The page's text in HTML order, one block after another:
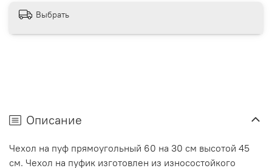
Выбрать
Описание
Чехол на пуф прямоугольный 60 на 30 см высотой 45
см. Чехол на пуфик изготовлен из износостойкого